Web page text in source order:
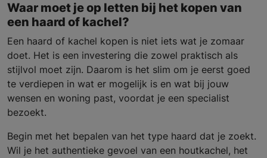
Waar moet je op letten bij het kopen van
een haard of kachel?
Een haard of kachel kopen is niet iets wat je zomaar
doet. Het is een investering die zowel praktisch als
stijlvol moet zijn. Daarom is het slim om je eerst goed
te verdiepen in wat er mogelijk is en wat bij jouw
wensen en woning past, voordat je een specialist
bezoekt.
Begin met het bepalen van het type haard dat je zoekt.
Wil je het authentieke gevoel van een houtkachel, het